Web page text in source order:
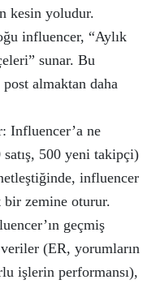
kesin yoludur.
influencer, “Aylık
sunar. Bu
almaktan daha
Influencer’a ne
500 yeni takipçi)
influencer
bir zemine oturur.
geçmiş
(ER, yorumların
işlerin performansı),